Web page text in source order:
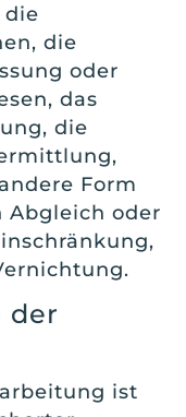
die
die
oder
das
die
Form
Abgleich oder
der
ist